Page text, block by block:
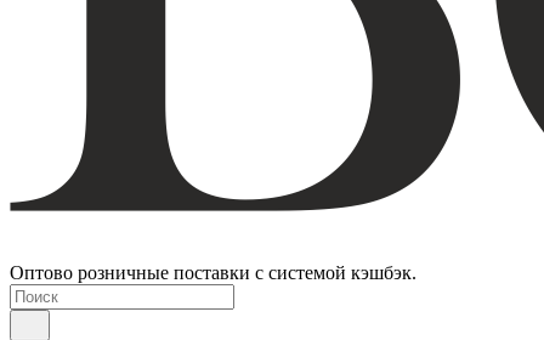
Оптово розничные поставки с системой кэшбэк.